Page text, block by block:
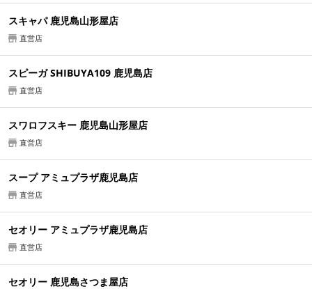
スキャパ 鹿児島山形屋店
直営店
スピーガ SHIBUYA109 鹿児島店
直営店
スワロフスキー 鹿児島山形屋店
直営店
スープ アミュプラザ鹿児島店
直営店
セオリー アミュプラザ鹿児島店
直営店
セオリー 鹿児島さつま屋店